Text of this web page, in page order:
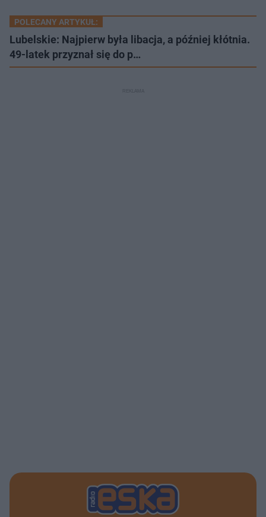
POLECANY ARTYKUŁ:
Lubelskie: Najpierw była libacja, a później kłótnia.
49-latek przyznał się do p…